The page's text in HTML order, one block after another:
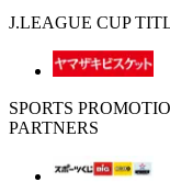
J.LEAGUE CUP
SPORTS
PARTNERS